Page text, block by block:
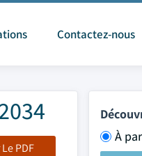
Contactez-nous
PDF
À